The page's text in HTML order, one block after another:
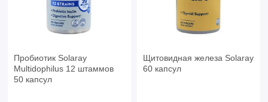
Пробиотик Solaray
Multidophilus 12 штаммов
50 капсул
Щитовидная железа Solaray
60 капсул